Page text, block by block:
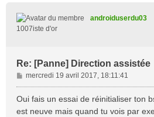
androiduserdu03
1007iste d'or
Re: [Panne] Direction assistée
M
e
s
mercredi 19 avril 2017, 18:11:41
Oui fais un essai de réinitialiser ton
est neuve mais quand tu vois par